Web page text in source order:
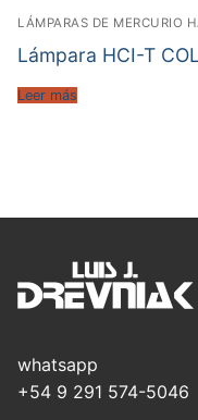
LÁMPARAS DE MERCURIO
Lámpara HCI-T
Leer más
whatsapp
+54 9 291 574-5046